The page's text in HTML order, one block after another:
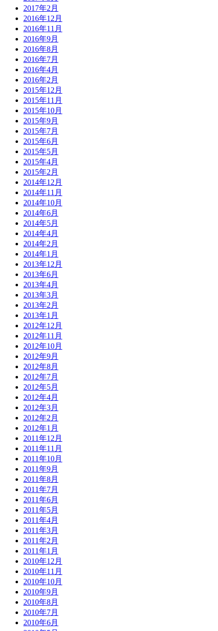
2017年2月
2016年12月
2016年11月
2016年9月
2016年8月
2016年7月
2016年4月
2016年2月
2015年12月
2015年11月
2015年10月
2015年9月
2015年7月
2015年6月
2015年5月
2015年4月
2015年2月
2014年12月
2014年11月
2014年10月
2014年6月
2014年5月
2014年4月
2014年2月
2014年1月
2013年12月
2013年6月
2013年4月
2013年3月
2013年2月
2013年1月
2012年12月
2012年11月
2012年10月
2012年9月
2012年8月
2012年7月
2012年5月
2012年4月
2012年3月
2012年2月
2012年1月
2011年12月
2011年11月
2011年10月
2011年9月
2011年8月
2011年7月
2011年6月
2011年5月
2011年4月
2011年3月
2011年2月
2011年1月
2010年12月
2010年11月
2010年10月
2010年9月
2010年8月
2010年7月
2010年6月